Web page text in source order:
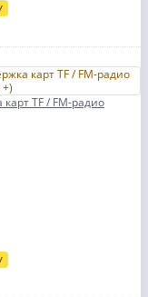
TF / FM-радио